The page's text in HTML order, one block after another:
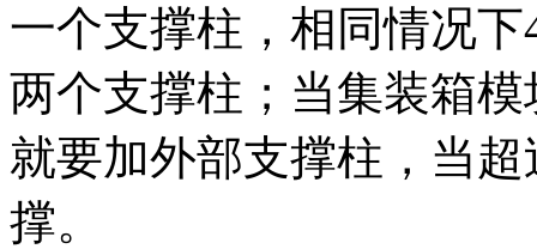
一个支撑柱，相同情况
两个支撑柱；当集装箱
就要加外部支撑柱，当
撑。